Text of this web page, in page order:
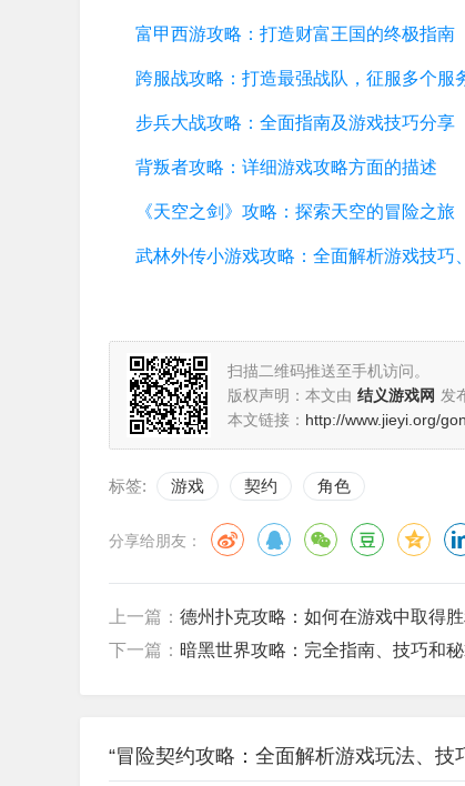
富甲西游攻略：打造财富王国的终极指南
跨服战攻略：打造最强战队，征服多个服
步兵大战攻略：全面指南及游戏技巧分享
背叛者攻略：详细游戏攻略方面的描述
《天空之剑》攻略：探索天空的冒险之旅
扫描二维码推送至手机访问。
版权声明：本文由 结义游戏网 发
本文链接： http://www.jieyi.org/
标签: 游戏 契约 角色
分享给朋友：
上一篇： 德州扑克攻略：如何在游戏中取得胜
下一篇： 暗黑世界攻略：完全指南、技巧和
“冒险契约攻略：全面解析游戏玩法、技